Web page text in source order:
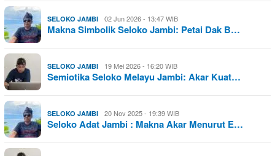
SELOKO JAMBI 02 Jun 2026 - 13:47 WIB
Makna Simbolik Seloko Jambi: Petai Dak B…
SELOKO JAMBI 19 Mei 2026 - 16:20 WIB
Semiotika Seloko Melayu Jambi: Akar Kuat…
SELOKO JAMBI 20 Nov 2025 - 19:39 WIB
Seloko Adat Jambi : Makna Akar Menurut E…